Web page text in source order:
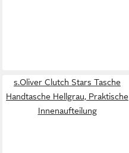
s.Oliver Clutch Stars Tasche
Handtasche Hellgrau, Praktische
Innenaufteilung